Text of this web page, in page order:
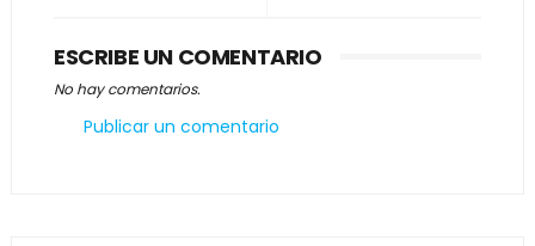
ESCRIBE UN COMENTARIO
No hay comentarios.
Publicar un comentario